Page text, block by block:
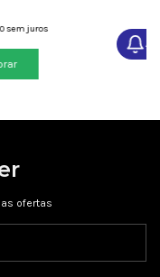
sem juros
ofertas